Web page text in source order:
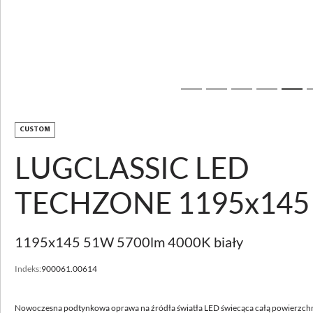
CUSTOM
LUGCLASSIC LED
TECHZONE 1195x145
1195x145 51W 5700lm 4000K biały
Indeks:900061.00614
Nowoczesna podtynkowa oprawa na źródła światła LED świecąca całą
LUGCLASSIC LED p/t
OPIS PRODUKTU
DO POBRANIA
AKCESORIA